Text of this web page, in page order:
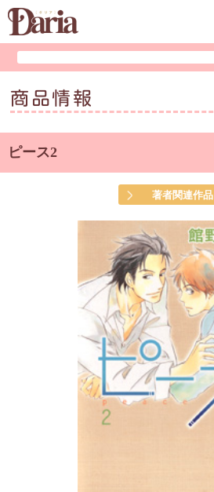
商品情報
ピース2
著者関連作品